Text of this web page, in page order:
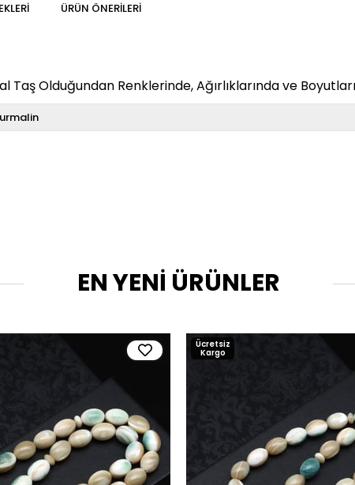
ÜRÜN ÖNERILERI
Olduğundan Renklerinde, Ağırlıklarında ve
EN YENİ ÜRÜNLER
Ücretsiz
Kargo